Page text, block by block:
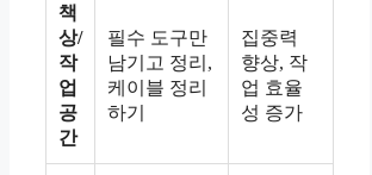
책
상/
작
업
공
간
필수 도구만
남기고 정리,
케이블 정리
하기
집중력
향상, 작
업 효율
성 증가